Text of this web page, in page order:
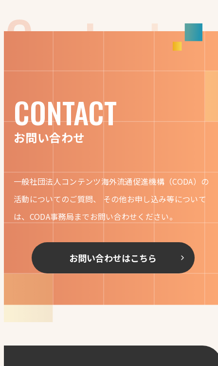
CONTACT
お問い合わせ
一般社団法人コンテンツ海外流通促進機構（CODA）の
活動についてのご質問、
その他お申し込み等について
は、CODA事務局までお問い合わせください。
お問い合わせはこちら